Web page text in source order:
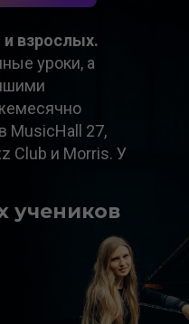
учеников
и взрослых.
уроки, а
MusicHall 27,
Club и Morris. У